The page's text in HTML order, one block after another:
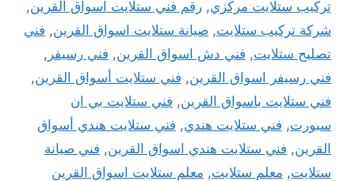
تركيب ستلايت مركزي, رقم فني ستلايت اسواق القرين,
شركة تركيب ستلايت, صيانة ستلايت اسواق القرين, فني
تصليح ستلايت, فني دش اسواق القرين, فني رسيفر ,
فني رسيفر اسواق القرين, فني ستلايت أسواق القرين,
فني ستلايت باسواق القرين, فني ستلايت بي ان
سبورت, فني ستلايت هندي, فني ستلايت هندي أسواق
القرين, فني ستلايت هندي اسواق القرين, فني صيانة
ستلايت, معلم ستلايت, معلم ستلايت اسواق القرين